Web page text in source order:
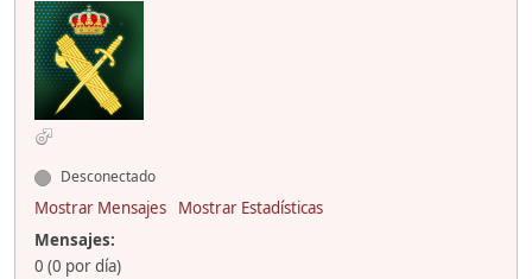
Desconectado
Mostrar Mensajes
Mostrar Estadísticas
Mensajes:
0 (0 por día)